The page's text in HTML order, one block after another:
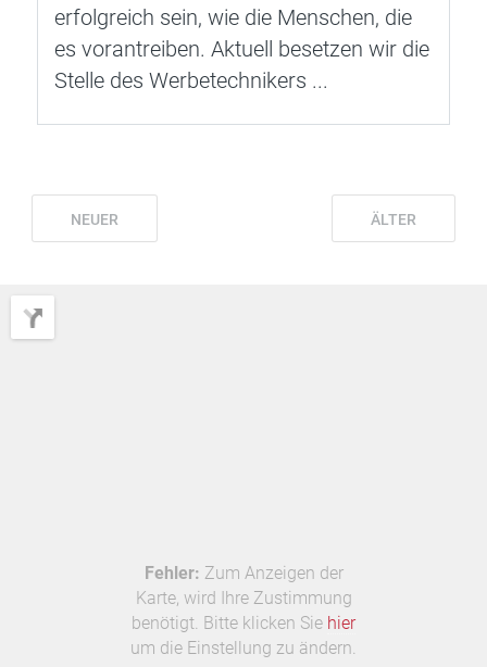
erfolgreich sein, wie die Menschen, die
es vorantreiben. Aktuell besetzen wir die
Stelle des Werbetechnikers ...
NEUER ÄLTER
Fehler: Zum Anzeigen der
Karte, wird Ihre Zustimmung
benötigt. Bitte klicken Sie hier
um die Einstellung zu ändern.